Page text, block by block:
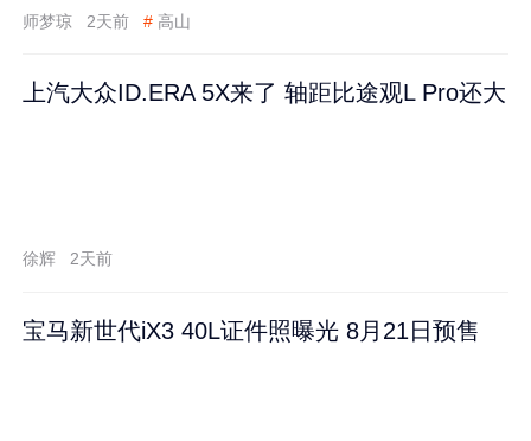
师梦琼 2天前 # 高山
上汽大众ID.ERA 5X来了 轴距比途观L Pro还大
徐辉 2天前
宝马新世代iX3 40L证件照曝光 8月21日预售